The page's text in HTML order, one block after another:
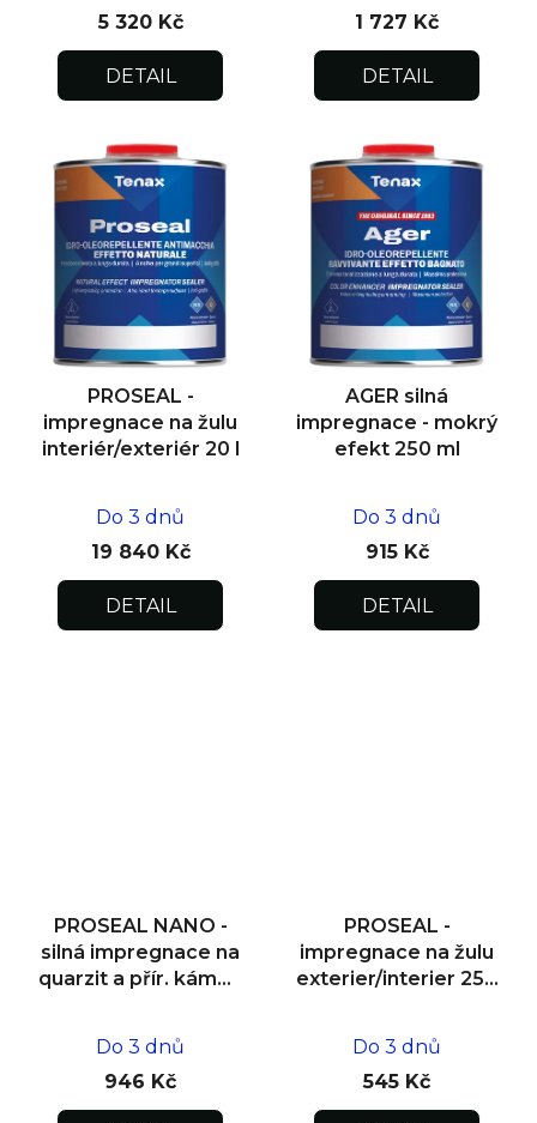
5 320 Kč
DETAIL
1 727 Kč
DETAIL
PROSEAL -
impregnace na žulu
interiér/exteriér 20 l
Do 3 dnů
19 840 Kč
DETAIL
AGER silná
impregnace - mokrý
efekt 250 ml
Do 3 dnů
915 Kč
DETAIL
PROSEAL NANO -
silná impregnace na
quarzit a přír. kámen
Do 3 dnů
946 Kč
PROSEAL -
impregnace na žulu
exterier/interier 250
Do 3 dnů
545 Kč